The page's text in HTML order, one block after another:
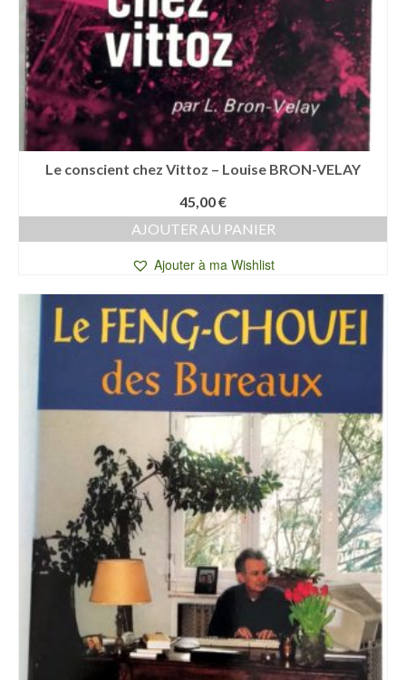
Le conscient chez Vittoz – Louise BRON-VELAY
45,00€
AJOUTER AU PANIER
Ajouter à ma Wishlist